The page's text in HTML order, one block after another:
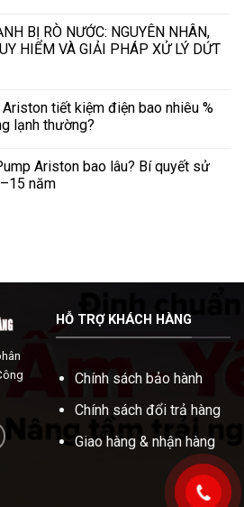
BỊ RÒ NƯỚC: NGUYÊN NHÂN,
HIỂM VÀ GIẢI PHÁP XỬ LÝ DỨT
tiết kiệm điện bao nhiêu %
lạnh thường?
Ariston bao lâu? Bí quyết sử
năm
HỖ TRỢ KHÁCH HÀNG
Chính sách bảo hành
Chính sách đổi trả hàng
Giao hàng & nhận hàng